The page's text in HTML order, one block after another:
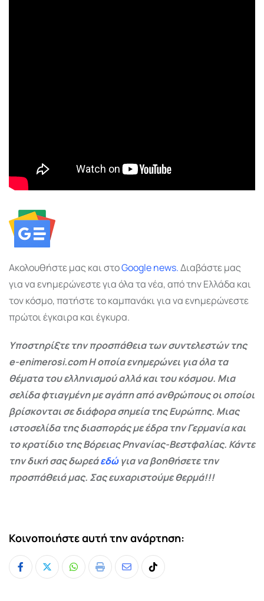
Ακολουθήστε μας και στοGooglenews.Διαβάστε μας
για να ενημερώνεστε για όλα τα νέα, από την Ελλάδα και
τον κόσμο, πατήστε το καμπανάκι για να ενημερώνεστε
πρώτοι έγκαιρα και έγκυρα.
Υποστηρίξτε την προσπάθεια των συντελεστών της
e-enimerosi.com Η οποία ενημερώνει για όλα τα
θέματα του ελληνισμού αλλά και του κόσμου. Μια
σελίδα φτιαγμένη με αγάπη από ανθρώπους οι οποίοι
βρίσκονται σε διάφορα σημεία της Ευρώπης. Μιας
ιστοσελίδα της διασποράς με έδρα την Γερμανία και
το κρατίδιο της Βόρειας Ρηνανίας-Βεστφαλίας. Κάντε
την δική σας δωρεάεδώγια να βοηθήσετε την
προσπάθειά μας. Σας ευχαριστούμε θερμά!!!
Κοινοποιήστε αυτή την ανάρτηση:
Whatsapp
Print
ShareTiktok